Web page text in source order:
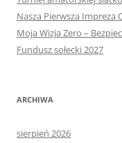
Nasza Pierwsza
Moja Wizja Zero –
Fundusz sołecki 2027
ARCHIWA
sierpień 2026